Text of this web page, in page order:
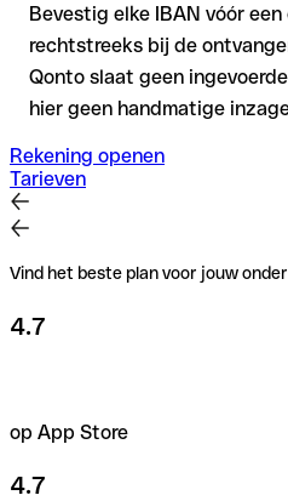
Bevestig elke IBAN vóór
rechtstreeks bij de
Qonto slaat geen
hier geen handmatige
Rekening openen
Tarieven
Vind het beste plan voor jouw
4.7
op App Store
4.7